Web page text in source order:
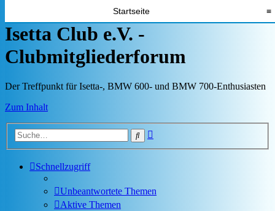
Startseite ≡
Isetta Club e.V. -
Clubmitgliederforum
Der Treffpunkt für Isetta-, BMW 600- und BMW 700-Enthusiasten
Zum Inhalt
Suche
Schnellzugriff
Unbeantwortete Themen
Aktive Themen